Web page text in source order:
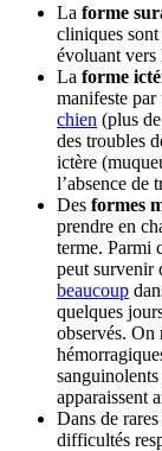
La forme
cliniques sont
évoluant vers
La forme
manifeste par
chien (plus
des troubles
ictère
l’absence de
Des formes
prendre en
terme. Parmi
peut survenir
beaucoup
quelques
observés. On
apparaissent
Dans de
difficultés